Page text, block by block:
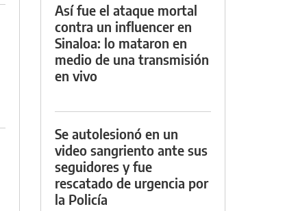
Así fue el ataque mortal
contra un influencer en
Sinaloa: lo mataron en
medio de una transmisión
en vivo
Se autolesionó en un
video sangriento ante sus
seguidores y fue
rescatado de urgencia por
la Policía